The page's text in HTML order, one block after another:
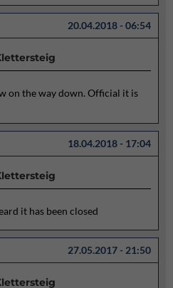
20.04.2018 - 06:54
on the way down. Official it is
18.04.2018 - 17:04
it has been closed
27.05.2017 - 21:50